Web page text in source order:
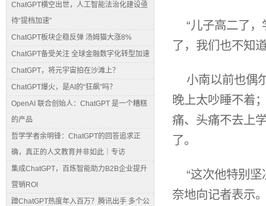
ChatGPT横空出世，人工智能法治化建设亟
待“提档加速”
ChatGPT板块企稳反弹 汤姆猫大涨8%
ChatGPT备受关注 全球金融数字化转型加速
ChatGPT，将元宇宙拍在沙滩上？
ChatGPT爆火，是AI的“狂飙”吗？
OpenAI 联合创始人：ChatGPT 是一个糟糕
的产品
哲学学者余明锋：ChatGPT的回答追求正
确，真正的人文教育并非如此｜专访
集成ChatGPT，百炼智能助力B2B企业提升
营销ROI
蹭ChatGPT热度年入百万？腾讯出手 多个公
“儿子高二了
了，我们也不知
小南以前也偶
晚上太吵睡不着
痛、头痛不去上
了。
“这次他特别
奈地向记者表示